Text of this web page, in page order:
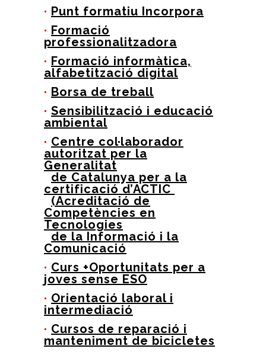
· Punt formatiu Incorpora
· Formació
professionalitzadora
· Formació informàtica,
alfabetització digital
· Borsa de treball
· Sensibilització i educació
ambiental
· Centre col·laborador
autoritzat per la
Generalitat
de Catalunya per a la
certificació d’ACTIC
(Acreditació de
Competències en
Tecnologies
de la Informació i la
Comunicació
· Curs +Oportunitats per a
joves sense ESO
· Orientació laboral i
intermediació
· Cursos de reparació i
manteniment de bicicletes